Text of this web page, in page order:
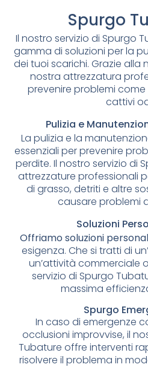
Spurgo
Il nostro servizio di Spurgo
gamma di soluzioni per la
dei tuoi scarichi. Grazie alla
nostra attrezzatura
prevenire problemi
cattivi
Pulizia e
La pulizia e la
essenziali per prevenire
perdite. Il nostro servizio di
attrezzature professionali
di grasso, detriti e altre
causare problemi
Soluzioni
Offriamo soluzioni
esigenza. Che si tratti di
un’attività commerciale
servizio di Spurgo
massima
Spurgo
In caso di emergenze
occlusioni improvvise, il
Tubature offre interventi
risolvere il problema in